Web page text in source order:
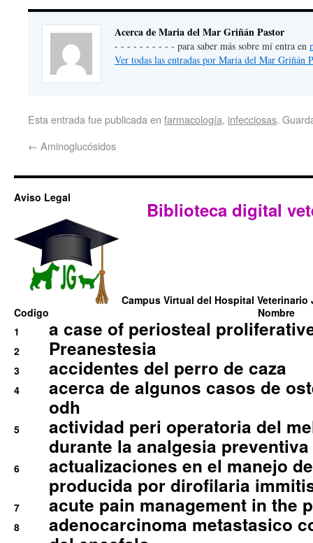
Acerca de Maria del Mar Griñán Pastor
- - - - - - - - - - para saber más sobre mí entra en
Ver todas las entradas por Maria del Mar Griñán
Esta entrada fue publicada en farmacología, infecciosas.
← Aminoglucósidos
Aviso Legal
Biblioteca digital
Campus Virtual del Hospital Veterinario
Codigo
Nombre
1
a case of periosteal
2 Preanestesia
3 accidentes del perro de caza
4
acerca de algunos casos de
odh
5
actividad peri operatoria del
durante la analgesia
6
actualizaciones en el manejo
producida por dirofilaria
7 acute pain management in the
8
adenocarcinoma metastasico